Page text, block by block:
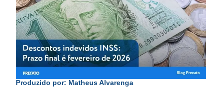
Produzido por: Matheus Alvarenga